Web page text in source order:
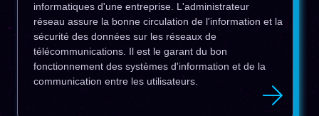
informatiques d'une entreprise. L'administrateur
réseau assure la bonne circulation de l'information et la
sécurité des données sur les réseaux de
télécommunications. Il est le garant du bon
fonctionnement des systèmes d'information et de la
communication entre les utilisateurs.